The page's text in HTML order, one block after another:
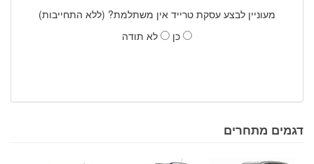
מעוניין לבצע עסקת טרייד אין משתלמת? (ללא התחייבות)
כן
לא תודה
דגמים מתחרים